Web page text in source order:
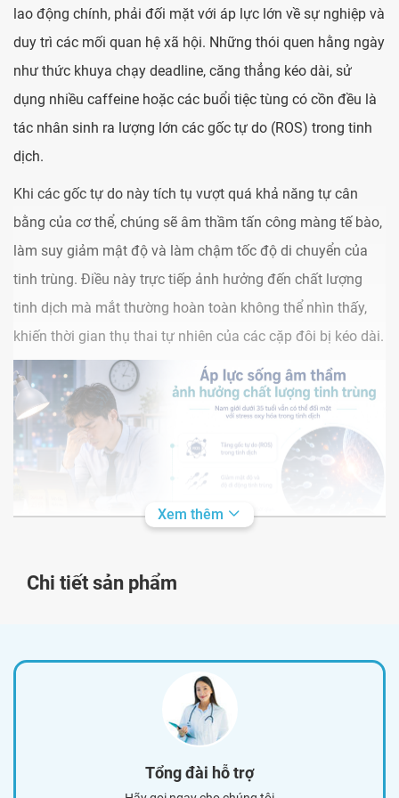
lao động chính, phải đối mặt với áp lực lớn về sự nghiệp và
duy trì các mối quan hệ xã hội. Những thói quen hằng ngày
như thức khuya chạy deadline, căng thẳng kéo dài, sử
dụng nhiều caffeine hoặc các buổi tiệc tùng có cồn đều là
tác nhân sinh ra lượng lớn các gốc tự do (ROS) trong tinh
dịch.
Khi các gốc tự do này tích tụ vượt quá khả năng tự cân
bằng của cơ thể, chúng sẽ âm thầm tấn công màng tế bào,
làm suy giảm mật độ và làm chậm tốc độ di chuyển của
tinh trùng. Điều này trực tiếp ảnh hưởng đến chất lượng
tinh dịch mà mắt thường hoàn toàn không thể nhìn thấy,
khiến thời gian thụ thai tự nhiên của các cặp đôi bị kéo dài.
Nam giới dưới 35 tuổi có thể đối mặt với tình trạng stress
2. Những dưỡng chất cần thiết cho nam giới
nhân gây hại từ lối sống, cơ thể nam giới trong giai đoạn
Xem thêm
Chi tiết sản phẩm
Tổng đài hỗ trợ